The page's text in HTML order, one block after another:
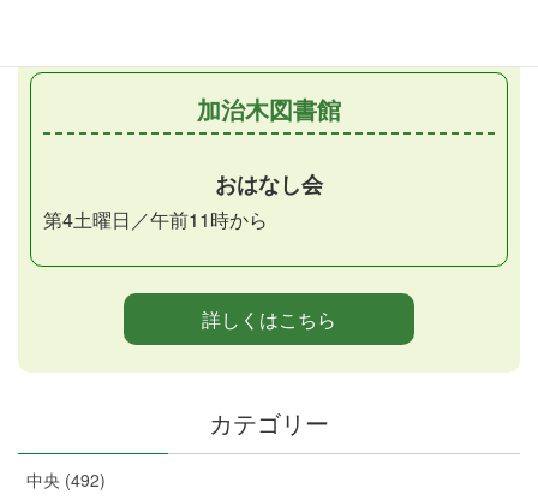
加治木図書館
おはなし会
第4土曜日／午前11時から
詳しくはこちら
カテゴリー
中央 (492)